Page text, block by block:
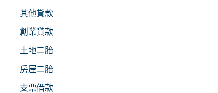
其他貸款
創業貸款
土地二胎
房屋二胎
支票借款